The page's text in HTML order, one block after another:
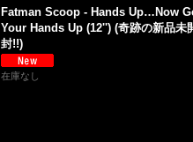
Fatman Scoop - Hands Up…Now
Your Hands Up (12'') (奇跡の新品未
封!!)
在庫なし